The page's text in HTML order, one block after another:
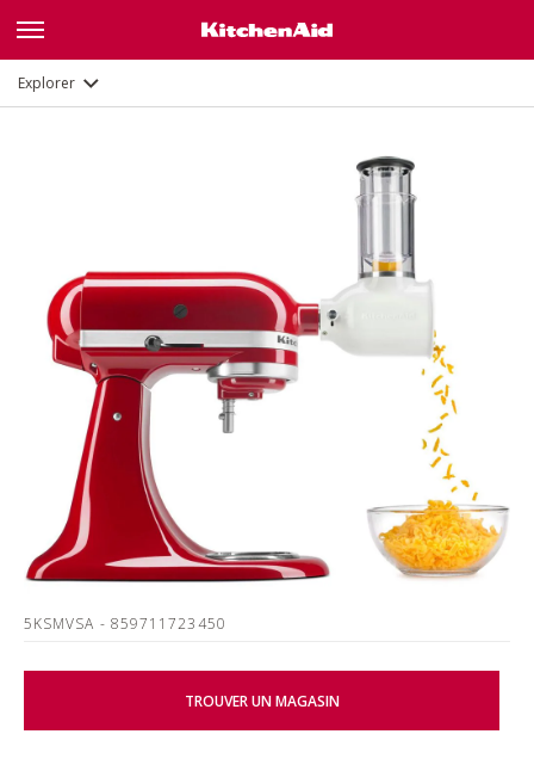
Explorer Description
5KSMVSA - 859711723450
TROUVER UN MAGASIN